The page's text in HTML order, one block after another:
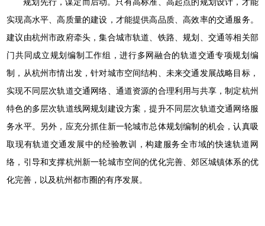
规划先行，谋定而后动。只有高标准、高起点的规划设计，才能
实现高水平、高质量的建设，才能提供高品质、高效率的交通服务。
建议由杭州市政府牵头，集合城市轨道、铁路、规划、交通等相关部
门共同成立规划编制工作组，进行多网融合的轨道交通专项规划编
制，从杭州市情出发，针对城市空间结构、未来交通发展战略目标，
实现不同层次轨道交通网络、通道资源的合理利用与共享，制定杭州
特色的多层次轨道线网规划建设方案，提升不同层次轨道交通网络服
务水平。另外，应充分抓住新一轮城市总体规划编制的机会，认真吸
取现有轨道交通发展中的经验教训，构建服务全市域的快速轨道网
络，引导和支撑杭州新一轮城市空间的优化完善、郊区城镇体系的优
化完善，以及杭州都市圈的有序发展。